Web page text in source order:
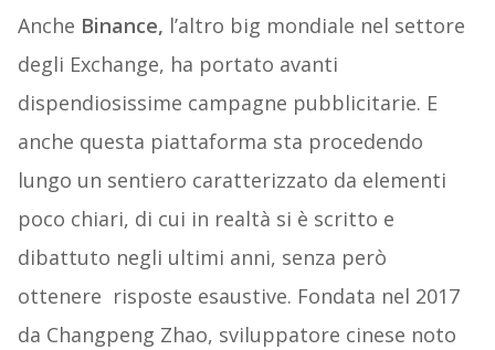
Anche Binance, l’altro big mondiale nel settore
degli Exchange, ha portato avanti
dispendiosissime campagne pubblicitarie. E
anche questa piattaforma sta procedendo
lungo un sentiero caratterizzato da elementi
poco chiari, di cui in realtà si è scritto e
dibattuto negli ultimi anni, senza però
ottenere risposte esaustive. Fondata nel 2017
da Changpeng Zhao, sviluppatore cinese noto